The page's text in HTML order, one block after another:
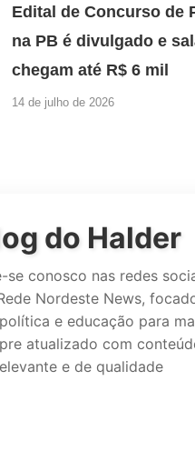
Edital de Concurso de
na PB é divulgado e
chegam até R$ 6 mil
14 de julho de 2026
do Halder
se conosco nas redes
Nordeste News,
e educação para
atualizado com
e de qualidade